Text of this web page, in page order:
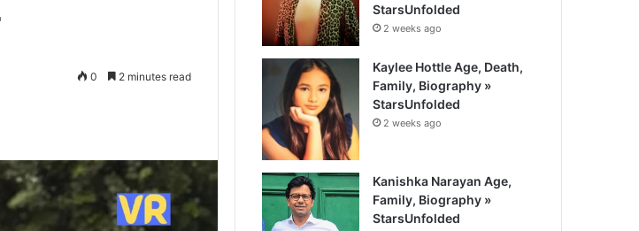
0 2 minutes read
StarsUnfolded
2 weeks ago
Kaylee Hottle Age, Death,
Family, Biography »
StarsUnfolded
2 weeks ago
Kanishka Narayan Age,
Family, Biography »
StarsUnfolded